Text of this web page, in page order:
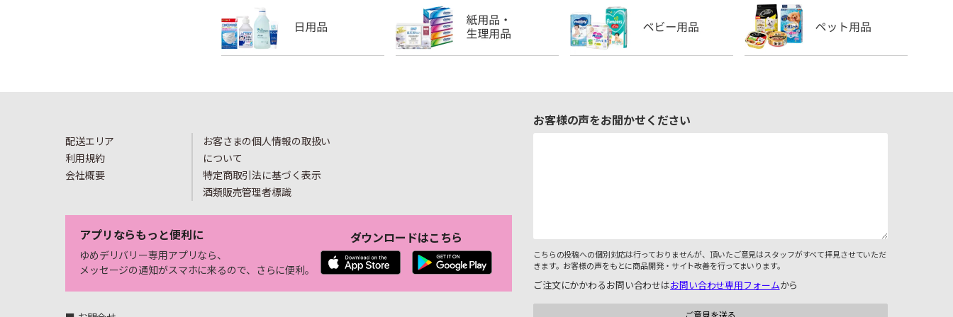
配送エリア
利用規約
会社概要
お客さまの個人情報の取扱い
について
特定商取引法に基づく表示
酒類販売管理者標識
アプリならもっと便利に
ゆめデリバリー専用アプリなら、
メッセージの通知がスマホに来るので、さらに便利。
ダウンロードはこちら
お客様の声をお聞かせください
こちらの投稿への個別対応は行っておりませんが、頂いたご意見はスタッフがすべて拝見させていただ
きます。お客様の声をもとに商品開発・サイト改善を行ってまいります。
ご注文にかかわるお問い合わせはお問い合わせ専用フォームから